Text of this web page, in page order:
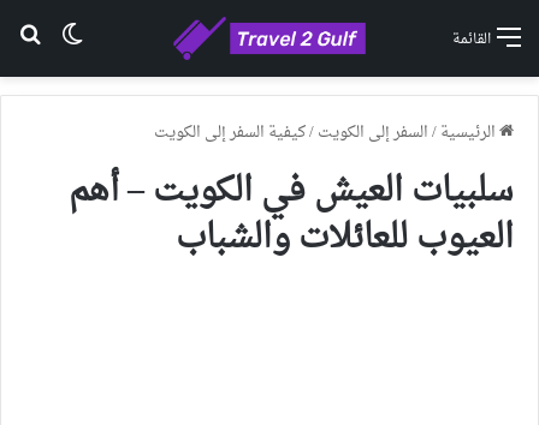
القائمة
الرئيسية/السفر إلى الكويت/كيفية السفر إلى الكويت
سلبيات العيش في الكويت – أهم
العيوب للعائلات والشباب